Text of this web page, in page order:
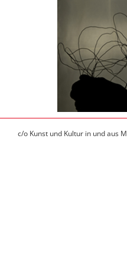
c/o Kunst und Kultur in und aus